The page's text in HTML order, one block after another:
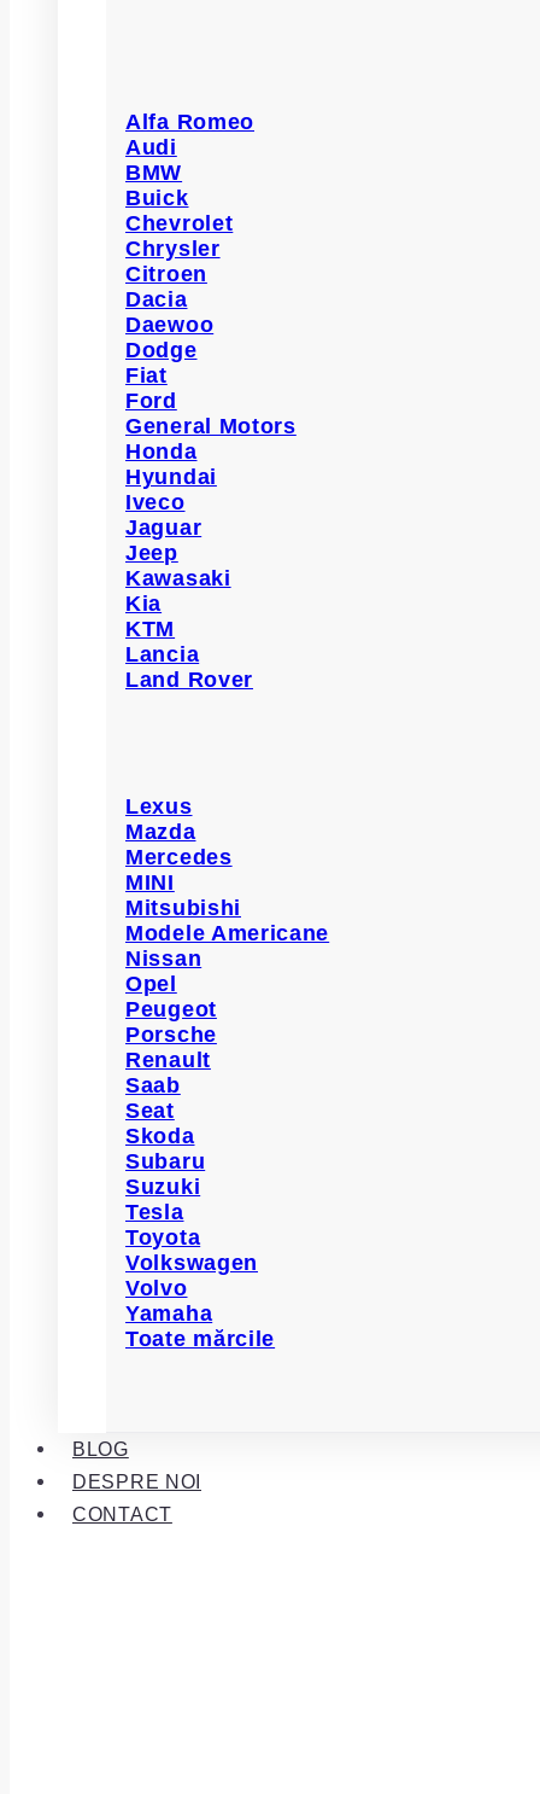
Alfa Romeo
Audi
BMW
Buick
Chevrolet
Chrysler
Citroen
Dacia
Daewoo
Dodge
Fiat
Ford
General Motors
Honda
Hyundai
Iveco
Jaguar
Jeep
Kawasaki
Kia
KTM
Lancia
Land Rover
Lexus
Mazda
Mercedes
MINI
Mitsubishi
Modele Americane
Nissan
Opel
Peugeot
Porsche
Renault
Saab
Seat
Skoda
Subaru
Suzuki
Tesla
Toyota
Volkswagen
Volvo
Yamaha
Toate mărcile
BLOG
DESPRE NOI
CONTACT